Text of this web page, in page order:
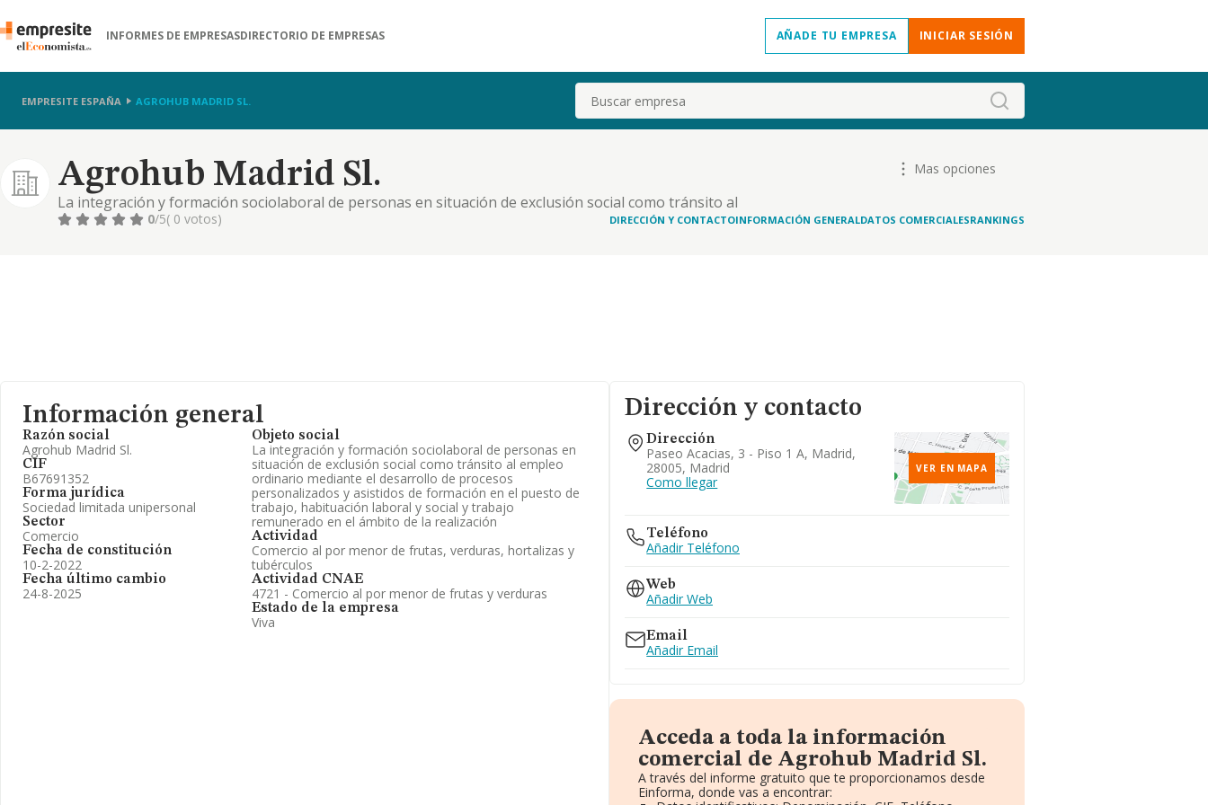
INFORMES DE EMPRESASDIRECTORIO DE EMPRESAS AÑADE TU EMPRESA INICIAR SESIÓN
EMPRESITE ESPAÑA AGROHUB MADRID SL. Buscar
Agrohub Madrid Sl.
La integración y formación sociolaboral de personas en situación de exclusión social como tránsito al
empleo ordinario mediante el desarrollo de procesos personalizados y asistidos de formación en el
Mas opciones
0/5( 0 votos) DIRECCIÓN Y CONTACTOINFORMACIÓN GENERALDATOS COMERCIALESRANKINGS
Información general
Razón social
Agrohub Madrid Sl.
CIF
B67691352
Forma jurídica
Sociedad limitada unipersonal
Sector
Comercio
Fecha de constitución
10-2-2022
Fecha último cambio
24-8-2025
Objeto social
La integración y formación sociolaboral de personas en
situación de exclusión social como tránsito al empleo
ordinario mediante el desarrollo de procesos
personalizados y asistidos de formación en el puesto de
trabajo, habituación laboral y social y trabajo
remunerado en el ámbito de la realización
Actividad
Comercio al por menor de frutas, verduras, hortalizas y
tubérculos
Actividad CNAE
4721 - Comercio al por menor de frutas y verduras
Estado de la empresa
Viva
Dirección y contacto
Dirección
Paseo Acacias, 3 - Piso 1 A, Madrid,
28005, Madrid
Como llegar
VER EN MAPA
Teléfono
Añadir Teléfono
Web
Añadir Web
Email
Añadir Email
Acceda a toda la información
comercial de Agrohub Madrid Sl.
A través del informe gratuito que te proporcionamos desde
Einforma, donde vas a encontrar: